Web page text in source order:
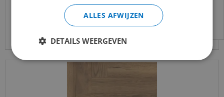
per m2
Bekijk product
info@merkvloerenwinkel.nl
ALLES AFWIJZEN
DETAILS WEERGEVEN